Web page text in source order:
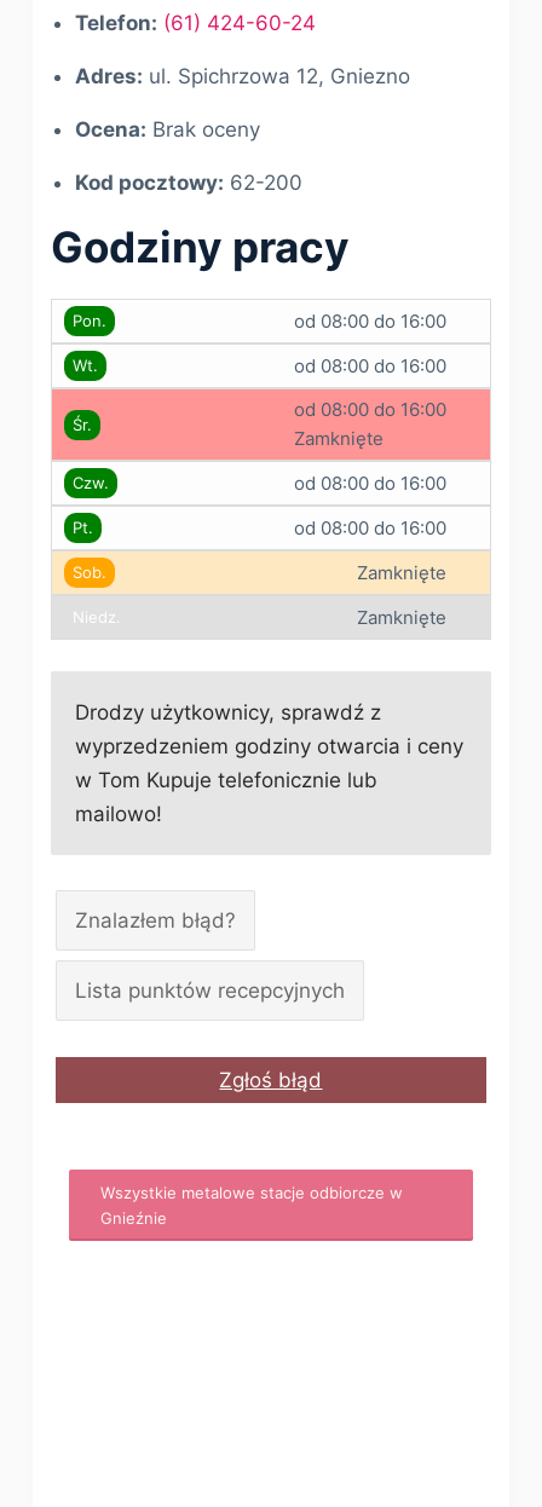
Telefon: (61) 424-60-24
Adres: ul. Spichrzowa 12, Gniezno
Ocena: Brak oceny
Kod pocztowy: 62-200
Godziny pracy
Pon. od 08:00 do 16:00
Wt. od 08:00 do 16:00
Śr.
od 08:00 do 16:00
Zamknięte
Czw. od 08:00 do 16:00
Pt. od 08:00 do 16:00
Sob. Zamknięte
Niedz. Zamknięte
Drodzy użytkownicy, sprawdź z
wyprzedzeniem godziny otwarcia i ceny
w Tom Kupuje telefonicznie lub
mailowo!
Znalazłem błąd?
Lista punktów recepcyjnych
Zgłoś błąd
Wszystkie metalowe stacje odbiorcze w
Gnieźnie